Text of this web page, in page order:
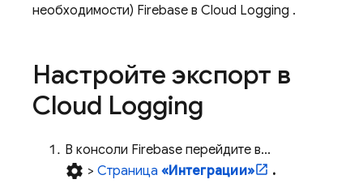
необходимости) Firebase в Cloud Logging .
Настройте экспорт в
Cloud Logging
В консоли Firebase перейдите в...
settings > Страница «Интеграции»
.